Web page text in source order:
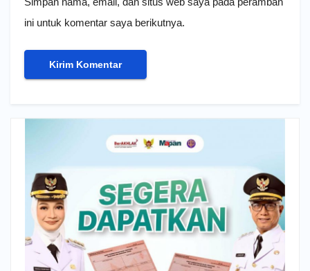
ini untuk komentar saya berikutnya.